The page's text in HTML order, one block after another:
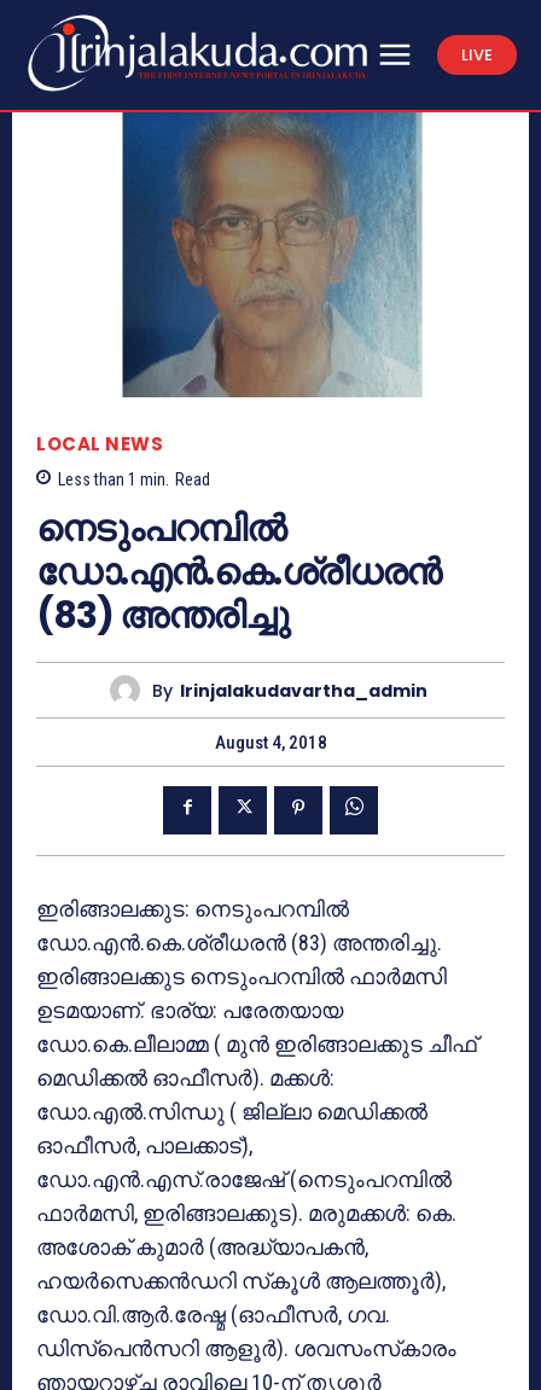
LIVE
LOCAL NEWS
Less than 1 min. Read
നെടുംപറമ്പില്‍
ഡോ.എന്‍.കെ.ശ്രീധരന്‍
(83) അന്തരിച്ചു
By Irinjalakudavartha_admin
August 4, 2018
ഇരിങ്ങാലക്കുട: നെടുംപറമ്പില്‍
ഡോ.എന്‍.കെ.ശ്രീധരന്‍ (83) അന്തരിച്ചു.
ഇരിങ്ങാലക്കുട നെടുംപറമ്പില്‍ ഫാര്‍മസി
ഉടമയാണ്. ഭാര്യ: പരേതയായ
ഡോ.കെ.ലീലാമ്മ ( മുന്‍ ഇരിങ്ങാലക്കുട ചീഫ്
മെഡിക്കല്‍ ഓഫീസര്‍). മക്കള്‍:
ഡോ.എല്‍.സിന്ധു ( ജില്ലാ മെഡിക്കല്‍
ഓഫീസര്‍, പാലക്കാട്),
ഡോ.എന്‍.എസ്.രാജേഷ് (നെടുംപറമ്പില്‍
ഫാര്‍മസി, ഇരിങ്ങാലക്കുട). മരുമക്കള്‍: കെ.
അശോക് കുമാര്‍ (അദ്ധ്യാപകന്‍,
ഹയര്‍സെക്കന്‍ഡറി സ്‌കൂള്‍ ആലത്തൂര്‍),
ഡോ.വി.ആര്‍.രേഷ്മ (ഓഫീസര്‍, ഗവ.
ഡിസ്‌പെന്‍സറി ആളൂര്‍). ശവസംസ്‌കാരം
ഞായറാഴ്ച രാവിലെ 10-ന് തൃശ്ശൂര്‍